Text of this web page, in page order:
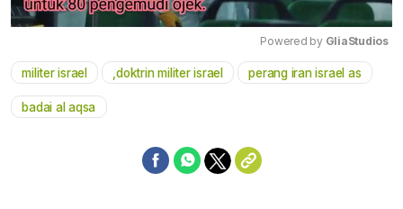
Mute
Powered by GliaStudios
militer israel ,doktrin militer israel perang iran israel as
badai al aqsa